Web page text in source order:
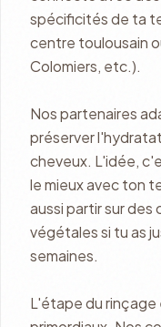
spécificités de ta
centre toulousain
Colomiers, etc.).
Nos partenaires
préserver
cheveux. L'idée,
le mieux avec ton
aussi partir sur
végétales si tu as
semaines.
L'étape du